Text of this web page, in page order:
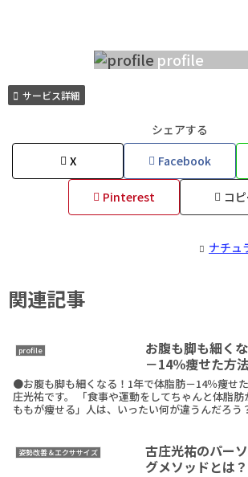
profile
サービス詳細
シェアする
X
Facebook
Pinterest コ
ナチュ
関連記事
profile
お腹も脚も細く
－14％痩せた方
●お腹も脚も細くなる！1年で体脂肪－14％痩せ
庄光祐です。 「食事や運動をしてちゃんと体脂
ももが痩せる」人は、いったい何が違うんだろ
姿勢改善＆エクササイズ
古庄光祐のパー
グメソッドとは？